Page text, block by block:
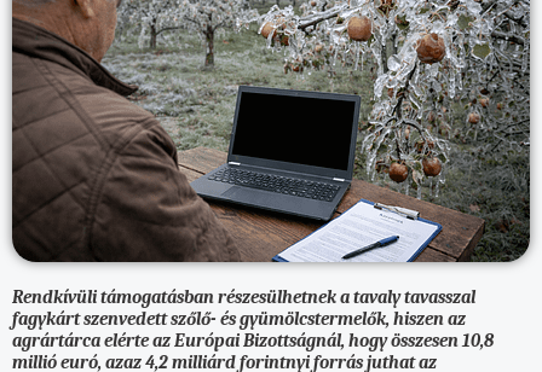
Rendkívüli támogatásban részesülhetnek a tavaly tavasszal
fagykárt szenvedett szőlő- és gyümölcstermelők, hiszen az
agrártárca elérte az Európai Bizottságnál, hogy összesen 10,8
millió euró, azaz 4,2 milliárd forintnyi forrás juthat az